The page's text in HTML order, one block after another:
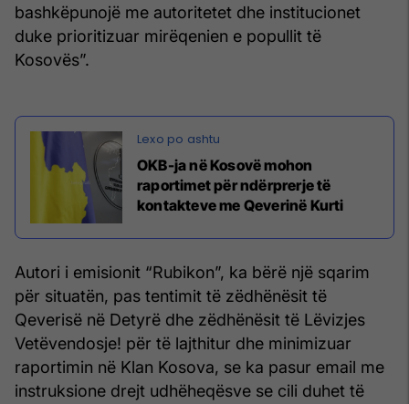
bashkëpunojë me autoritetet dhe institucionet
duke prioritizuar mirëqenien e popullit të
Kosovës”.
OKB-ja në Kosovë mohon
raportimet për ndërprerje të
kontakteve me Qeverinë Kurti
Autori i emisionit “Rubikon”, ka bërë një sqarim
për situatën, pas tentimit të zëdhënësit të
Qeverisë në Detyrë dhe zëdhënësit të Lëvizjes
Vetëvendosje! për të lajthitur dhe minimizuar
raportimin në Klan Kosova, se ka pasur email me
instruksione drejt udhëheqësve se cili duhet të